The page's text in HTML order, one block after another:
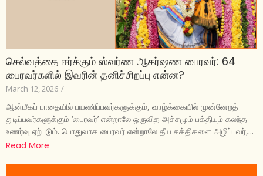
செல்வத்தை ஈர்க்கும் ஸ்வர்ண ஆகர்ஷண பைரவர்: 64
பைரவர்களில் இவரின் தனிச்சிறப்பு என்ன?
March 12, 2026 /
ஆன்மீகப் பாதையில் பயணிப்பவர்களுக்கும், வாழ்க்கையில் முன்னேறத்
துடிப்பவர்களுக்கும் ‘பைரவர்’ என்றாலே ஒருவித அச்சமும் பக்தியும் கலந்த
உணர்வு ஏற்படும். பொதுவாக பைரவர் என்றாலே தீய சக்திகளை அழிப்பவர்,...
Read More